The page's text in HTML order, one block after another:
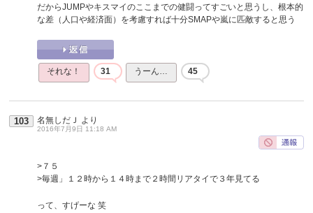
だからJUMPやキスマイのここまでの健闘ってすごいと思うし、根本的
な差（人口や経済面）を考慮すれば十分SMAPや嵐に匹敵すると思う
それな！ 31 うーん… 45
103 名無しだＪ より
2016年7月9日 11:18 AM
>７５
>毎週」１２時から１４時まで２時間リアタイで３年見てる
って、すげーな 笑